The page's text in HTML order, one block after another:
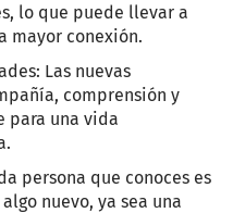
lo que puede llevar a
mayor conexión.
Las nuevas
comprensión y
para una vida
persona que conoces es
nuevo, ya sea una